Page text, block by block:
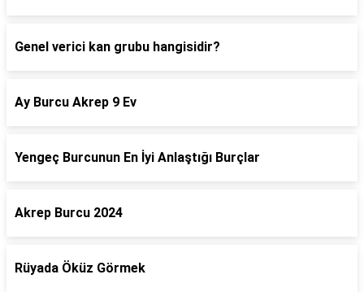
Genel verici kan grubu hangisidir?
Ay Burcu Akrep 9 Ev
Yengeç Burcunun En İyi Anlaştığı Burçlar
Akrep Burcu 2024
Rüyada Öküz Görmek